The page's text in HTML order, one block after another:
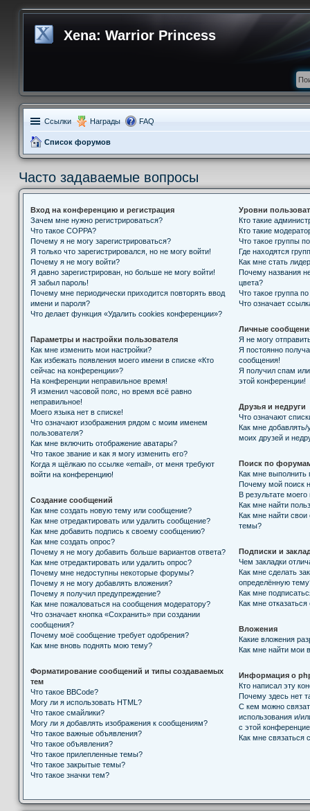
Xena: Warrior Princess
Ссылки Награды FAQ
Список форумов
Часто задаваемые вопросы
Вход на конференцию и регистрация
Зачем мне нужно регистрироваться?
Что такое COPPA?
Почему я не могу зарегистрироваться?
Я только что зарегистрировался, но не могу войти!
Почему я не могу войти?
Я давно зарегистрирован, но больше не могу войти!
Я забыл пароль!
Почему мне периодически приходится повторять ввод
имени и пароля?
Что делает функция «Удалить cookies конференции»?
Параметры и настройки пользователя
Как мне изменить мои настройки?
Как избежать появления моего имени в списке «Кто
сейчас на конференции»?
На конференции неправильное время!
Я изменил часовой пояс, но время всё равно
неправильное!
Моего языка нет в списке!
Что означают изображения рядом с моим именем
пользователя?
Как мне включить отображение аватары?
Что такое звание и как я могу изменить его?
Когда я щёлкаю по ссылке «email», от меня требуют
войти на конференцию!
Создание сообщений
Как мне создать новую тему или сообщение?
Как мне отредактировать или удалить сообщение?
Как мне добавить подпись к своему сообщению?
Как мне создать опрос?
Почему я не могу добавить больше вариантов ответа?
Как мне отредактировать или удалить опрос?
Почему мне недоступны некоторые форумы?
Почему я не могу добавлять вложения?
Почему я получил предупреждение?
Как мне пожаловаться на сообщения модератору?
Что означает кнопка «Сохранить» при создании
сообщения?
Почему моё сообщение требует одобрения?
Как мне вновь поднять мою тему?
Форматирование сообщений и типы создаваемых
тем
Что такое BBCode?
Могу ли я использовать HTML?
Что такое смайлики?
Могу ли я добавлять изображения к сообщениям?
Что такое важные объявления?
Что такое объявления?
Что такое прилепленные темы?
Что такое закрытые темы?
Что такое значки тем?
Уровни
Кто такие
Кто такие
Что такое группы
Где находятся
Как мне стать
Почему названия
цвета?
Что такое группа
Что означает
Личные
Я не могу
Я постоянно
сообщения!
Я получил спам или
этой конференции!
Друзья и недруги
Что означают
Как мне добавлять/
моих друзей и
Поиск по
Как мне
Почему мой поиск
В результате
Как мне найти
Как мне найти
темы?
Подписки и
Чем закладки
Как мне сделать
определённую
Как мне
Как мне отказаться
Вложения
Какие вложения
Как мне найти мои
Информация о
Кто написал эту
Почему здесь нет
С кем можно
использования и/
с этой
Как мне связаться